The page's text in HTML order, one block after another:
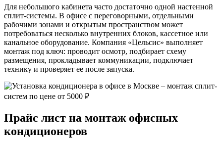
Для небольшого кабинета часто достаточно одной настенной
сплит-системы. В офисе с переговорными, отдельными
рабочими зонами и открытым пространством может
потребоваться несколько внутренних блоков, кассетное или
канальное оборудование. Компания «Цельсис» выполняет
монтаж под ключ: проводит осмотр, подбирает схему
размещения, прокладывает коммуникации, подключает
технику и проверяет ее после запуска.
Прайс лист на монтаж офисных
кондиционеров